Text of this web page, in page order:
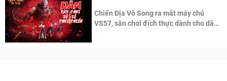
Chiến Địa Vô Song ra mắt máy chủ
VS57, sân chơi đích thực dành cho dân